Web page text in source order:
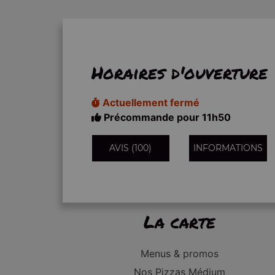
Horaires d'ouverture
Actuellement fermé
Précommande pour 11h50
AVIS (100) INFORMATIONS
La carte
Menus & promos
Nos Pizzas Médium